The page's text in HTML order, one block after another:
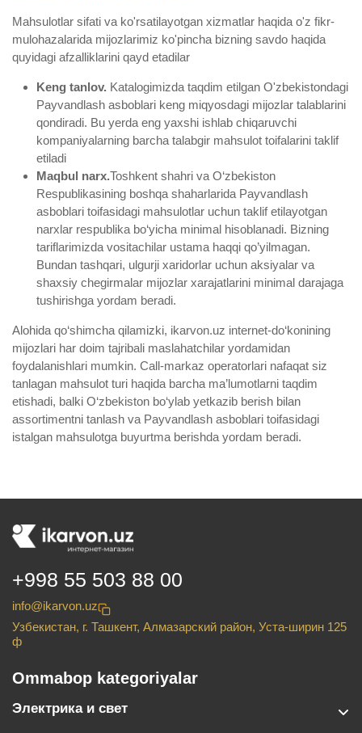
Mahsulotlar sifati va ko'rsatilayotgan xizmatlar haqida o'z fikr-
mulohazalarida mijozlarimiz ko'pincha bizning savdo haqida
quyidagi afzalliklarini qayd etadilar
Keng tanlov. Katalogimizda taqdim etilgan O'zbekistondagi
Payvandlash asboblari keng miqyosdagi mijozlar talablarini
qondiradi. Bu yerda eng yaxshi ishlab chiqaruvchi
kompaniyalarning barcha talabgir mahsulot toifalarini taklif
etiladi
Maqbul narx.Toshkent shahri va O‘zbekiston
Respublikasining boshqa shaharlarida Payvandlash
asboblari toifasidagi mahsulotlar uchun taklif etilayotgan
narxlar respublika bo‘yicha minimal hisoblanadi. Bizning
tariflarimizda vositachilar ustama haqqi qo’yilmagan.
Bundan tashqari, ulgurji xaridorlar uchun aksiyalar va
shaxsiy chegirmalar mijozlar xarajatlarini minimal darajaga
tushirishga yordam beradi.
Alohida qo‘shimcha qilamizki, ikarvon.uz internet-do‘konining
mijozlari har doim tajribali maslahatchilar yordamidan
foydalanishlari mumkin. Call-markaz operatorlari nafaqat siz
tanlagan mahsulot turi haqida barcha ma’lumotlarni taqdim
etishadi, balki O‘zbekiston bo‘ylab yetkazib berish bilan
assortimentni tanlash va Payvandlash asboblari toifasidagi
istalgan mahsulotga buyurtma berishda yordam beradi.
+998 55 503 88 00
info@ikarvon.uz
Узбекистан, г. Ташкент, Алмазарский район, Уста-ширин 125
ф
Ommabop kategoriyalar
Электрика и свет